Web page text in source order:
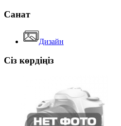
Санат
Дизайн
Сіз көрдіңіз